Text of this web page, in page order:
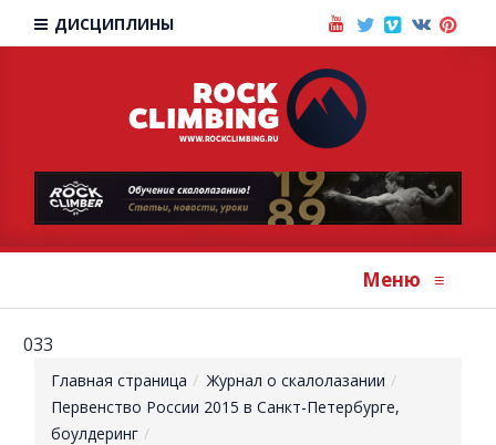
ДИСЦИПЛИНЫ
Меню ≡
033
Главная страница
Журнал о скалолазании
Первенство России 2015 в Санкт-Петербурге,
боулдеринг